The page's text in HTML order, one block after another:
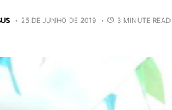
25 DE JUNHO DE 2019 3 MINUTE READ